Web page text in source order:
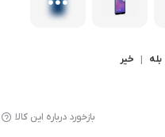
بله | خیر
بازخورد درباره این کالا